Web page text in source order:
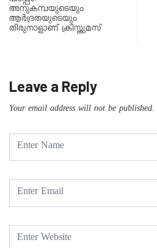
അനുകമ്പയുടെയും
ആർദ്രതയുടെയും
തിരുനാളാണ് ക്രിസ്തുമസ്
Leave a Reply
Your email address will not be published.